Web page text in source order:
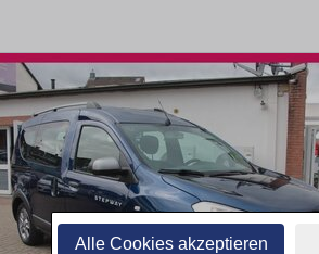
Alle Cookies akzeptieren